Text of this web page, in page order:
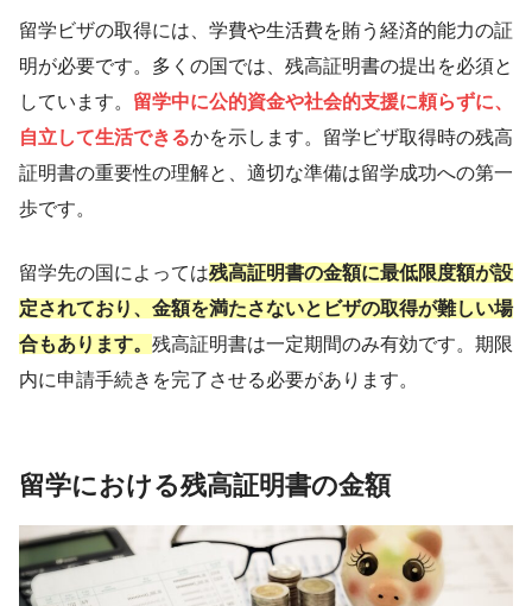
留学ビザの取得には、学費や生活費を賄う経済的能力の証
明が必要です。多くの国では、残高証明書の提出を必須と
しています。 留学中に公的資金や社会的支援に頼らずに、
自立して生活できるかを示します。留学ビザ取得時の残高
証明書の重要性の理解と、適切な準備は留学成功への第一
歩です。
留学先の国によっては残高証明書の金額に最低限度額が設
定されており、金額を満たさないとビザの取得が難しい場
合もあります。 残高証明書は一定期間のみ有効です。期限
内に申請手続きを完了させる必要があります。
留学における残高証明書の金額